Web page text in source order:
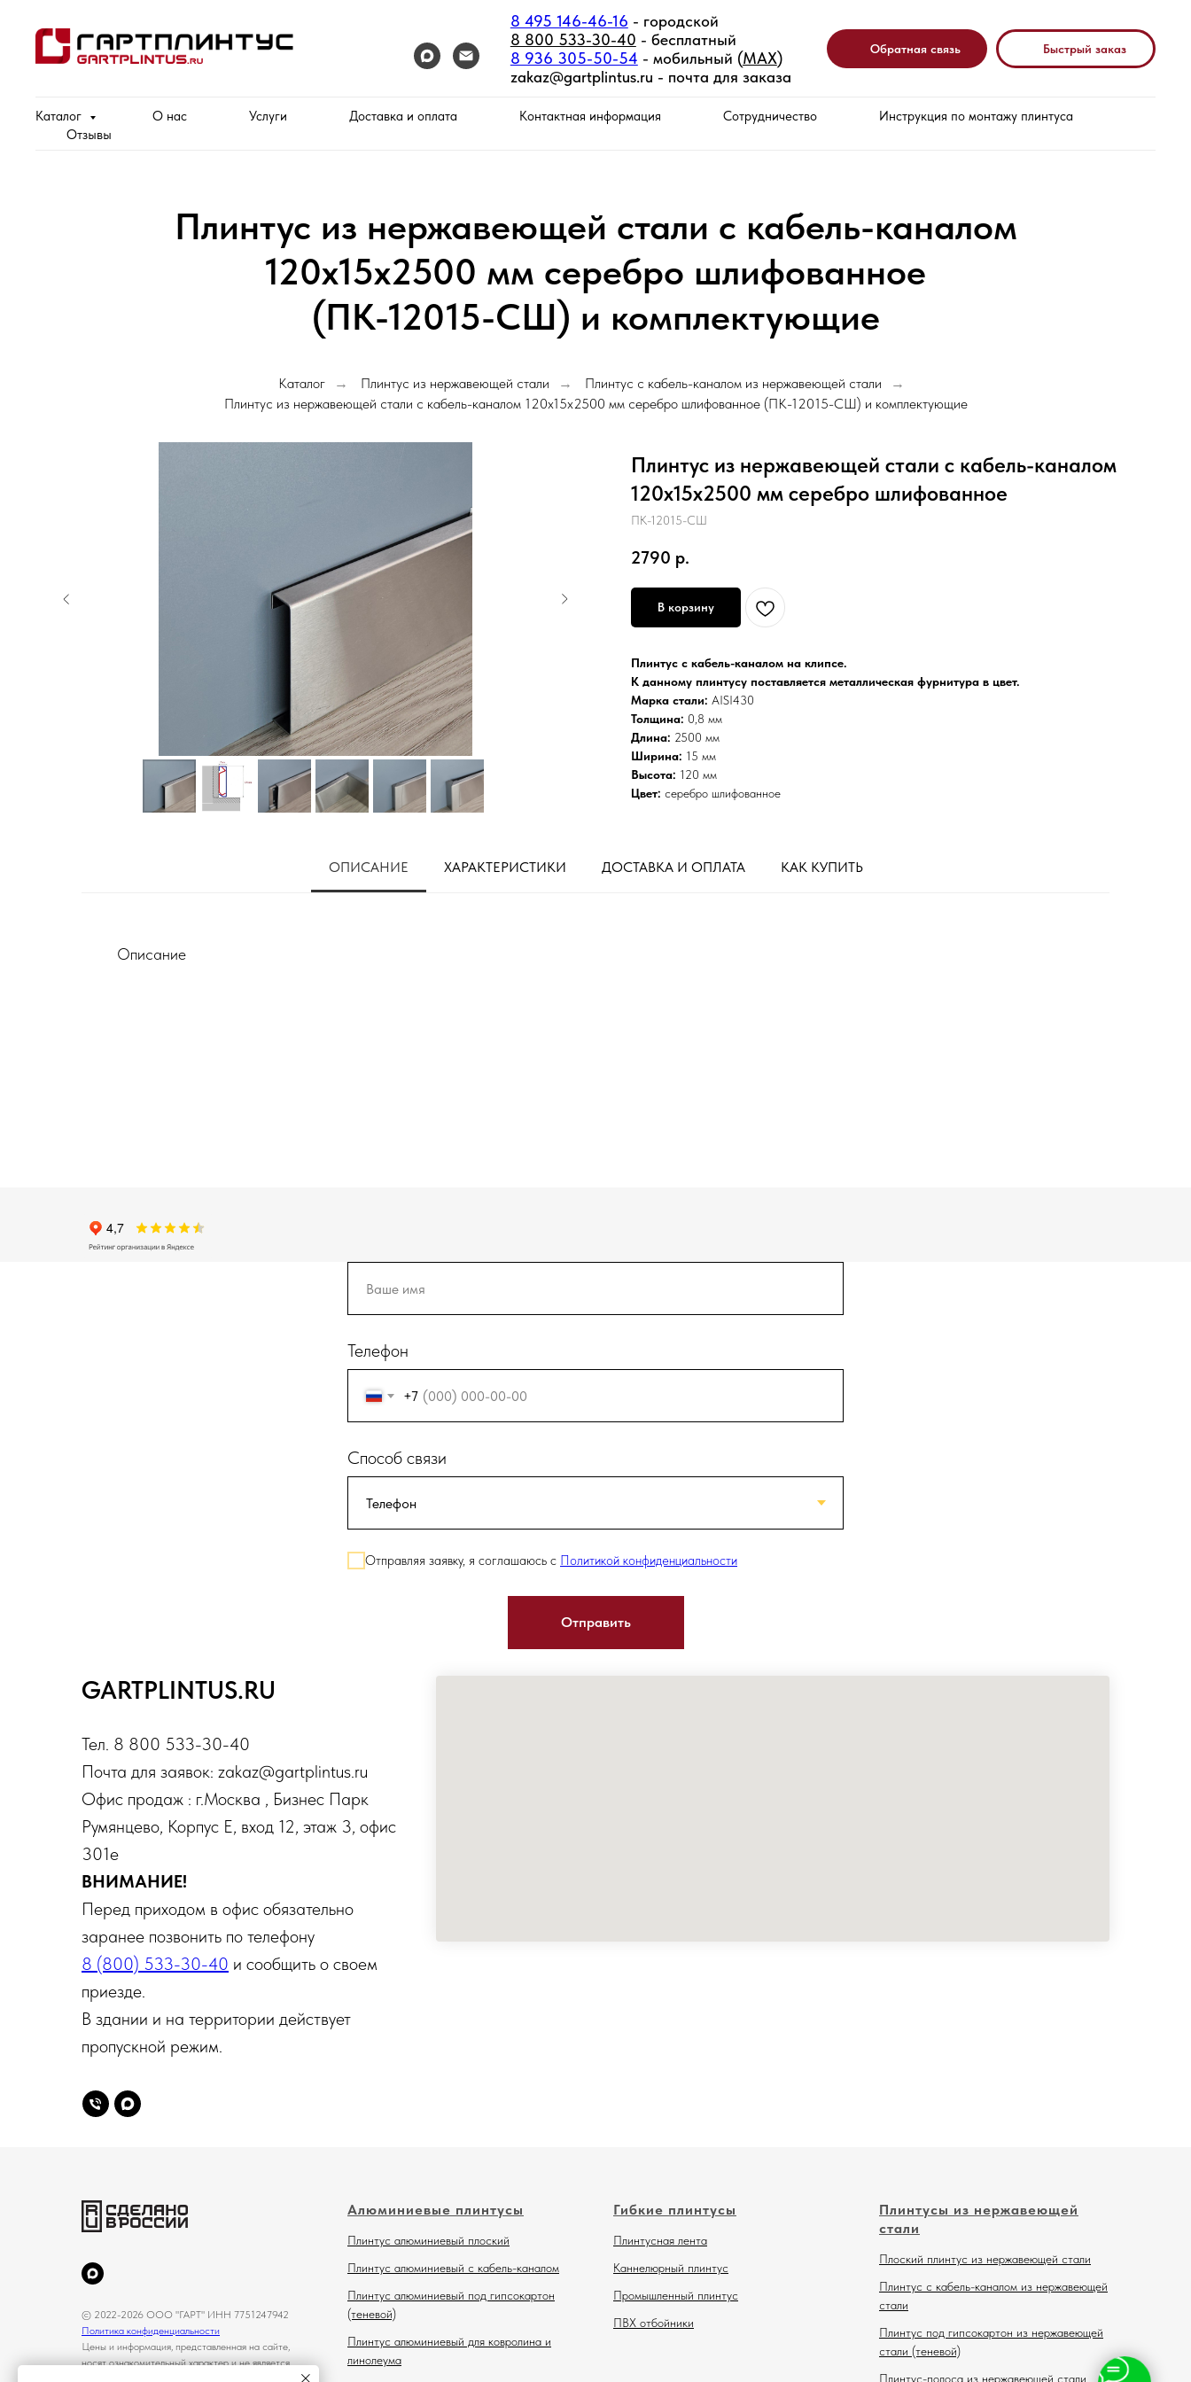
8 495 146-46-16 - городской
8 800 533-30-40 - бесплатный
8 936 305-50-54 - мобильный (MAX)
zakaz@gartplintus.ru - почта для заказа
Обратная связь Быстрый заказ
Каталог О нас Услуги Доставка и оплата Контактная информация Сотрудничество
Инструкция по монтажу плинтуса
Отзывы
Плинтус из нержавеющей стали с кабель-каналом
120х15х2500 мм серебро шлифованное
(ПК-12015-СШ) и комплектующие
Каталог → Плинтус из нержавеющей стали → Плинтус с кабель-каналом из нержавеющей стали →
Плинтус из нержавеющей стали с кабель-каналом 120х15х2500 мм серебро шлифованное (ПК-12015-СШ) и комплектующие
Плинтус из нержавеющей стали с кабель-каналом
120х15х2500 мм серебро шлифованное
ПК-12015-CШ
2790 р.
В корзину
Плинтус с кабель-каналом на клипсе.
К данному плинтусу поставляется металлическая фурнитура в цвет.
Марка стали: AISI430
Толщина: 0,8 мм
Длина: 2500 мм
Ширина: 15 мм
Высота: 120 мм
Цвет: серебро шлифованное
ОПИСАНИЕ ХАРАКТЕРИСТИКИ ДОСТАВКА И ОПЛАТА КАК КУПИТЬ
Описание
Телефон
+7
Способ связи
Отправляя заявку, я соглашаюсь с Политикой конфиденциальности
Отправить
GARTPLINTUS.RU
Тел. 8 800 533-30-40
Почта для заявок: zakaz@gartplintus.ru
Офис продаж : г.Москва , Бизнес Парк
Румянцево, Корпус Е, вход 12, этаж 3, офис
301е
ВНИМАНИЕ!
Перед приходом в офис обязательно
заранее позвонить по телефону
8 (800) 533-30-40 и сообщить о своем
приезде.
В здании и на территории действует
пропускной режим.
© 2022-2026 ООО "ГАРТ" ИНН 7751247942
Политика конфиденциальности
Цены и информация, представленная на сайте,
носят ознакомительный характер и не является
Алюминиевые плинтусы
Плинтус алюминиевый плоский
Плинтус алюминиевый с кабель-каналом
Плинтус алюминиевый под гипсокартон
(теневой)
Плинтус алюминиевый для ковролина и
линолеума
Гибкие плинтусы
Плинтусная лента
Каннелюрный плинтус
Промышленный плинтус
ПВХ отбойники
Плинтусы из нержавеющей
стали
Плоский плинтус из нержавеющей стали
Плинтус с кабель-каналом из нержавеющей
стали
Плинтус под гипсокартон из нержавеющей
стали (теневой)
Плинтус-полоса из нержавеющей стали